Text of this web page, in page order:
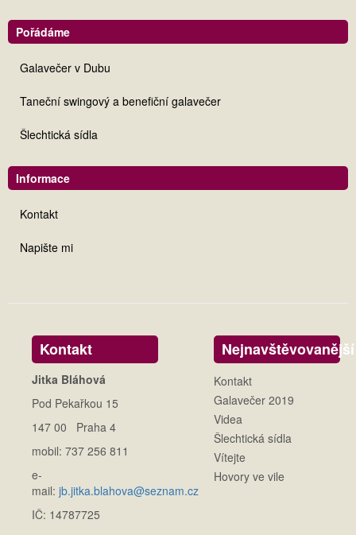
Pořádáme
Galavečer v Dubu
Taneční swingový a benefiční galavečer
Šlechtická sídla
Informace
Kontakt
Napište mi
Kontakt
Jitka Bláhová
Pod Pekařkou 15
147 00 Praha 4
mobil: 737 256 811
e-
mail: jb.jitka.blahova@seznam.cz
IČ: 14787725
Nejnavštěvovanější
Kontakt
Galavečer 2019
Videa
Šlechtická sídla
Vítejte
Hovory ve vile